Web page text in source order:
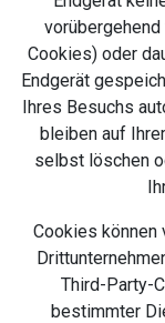
Cookies) oder
Endgerät
Ihres Besuchs
bleiben auf
selbst löschen
Cookies können
Third-Party-
bestimmter